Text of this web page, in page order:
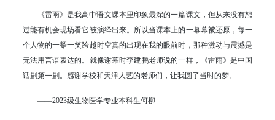
《雷雨》是我高中语文课本里印象最深的一篇课文，但从来没有想
过能有机会现场看它被演绎出来。所以当课本上的一幕幕被还原，每一
个人物的一颦一笑跨越时空真的出现在我的眼前时，那种激动与震撼是
无法用言语表达的。就像谢幕时李建鹏老师说的一样，《雷雨》是中国
话剧第一剧。感谢学校和天津人艺的老师们，让我圆了当时的梦。
——2023级生物医学专业本科生何柳